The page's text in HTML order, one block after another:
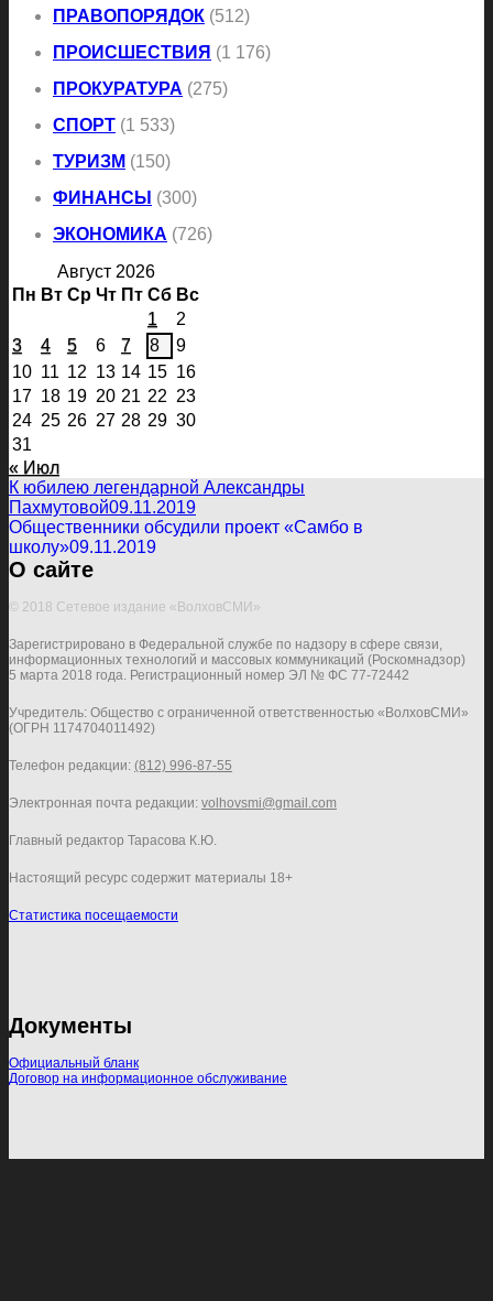
ПРАВОПОРЯДОК (512)
ПРОИСШЕСТВИЯ (1 176)
ПРОКУРАТУРА (275)
СПОРТ (1 533)
ТУРИЗМ (150)
ФИНАНСЫ (300)
ЭКОНОМИКА (726)
Август 2026
Пн Вт Ср Чт Пт Сб Вс
1
2
3
4 5 6 7 8
9
10 11 12 13 14 15 16
17 18 19 20 21 22 23
24 25 26 27 28 29 30
31
« Июл
К юбилею легендарной Александры
Пахмутовой09.11.2019
Общественники обсудили проект «Самбо в
школу»09.11.2019
О сайте
© 2018 Сетевое издание «ВолховСМИ»
Зарегистрировано в Федеральной службе по надзору в сфере связи,
информационных технологий и массовых коммуникаций (Роскомнадзор)
5 марта 2018 года. Регистрационный номер ЭЛ № ФС 77-72442
Учредитель: Общество с ограниченной ответственностью «ВолховСМИ»
(ОГРН 1174704011492)
Телефон редакции: (812) 996-87-55
Электронная почта редакции: volhovsmi@gmail.com
Главный редактор Тарасова К.Ю.
Настоящий ресурс содержит материалы 18+
Статистика посещаемости
Документы
Официальный бланк
Договор на информационное обслуживание